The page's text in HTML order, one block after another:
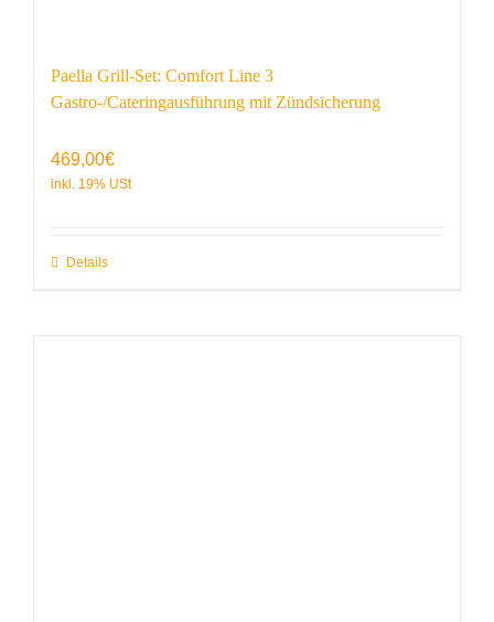
Paella Grill-Set: Comfort Line 3
Gastro-/Cateringausführung mit Zündsicherung
469,00€
Details